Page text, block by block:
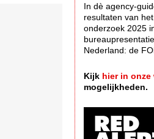
In dè agency-
resultaten van
onderzoek 2025
Nederland: de
Kijk hier in onze
mogelijkheden.